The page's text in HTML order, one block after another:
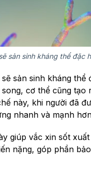
sản sinh kháng thể đặc
sản sinh kháng
cơ thể cũng
này, khi người đã
nhanh và mạnh
giúp vắc xin sốt
nặng, góp phần